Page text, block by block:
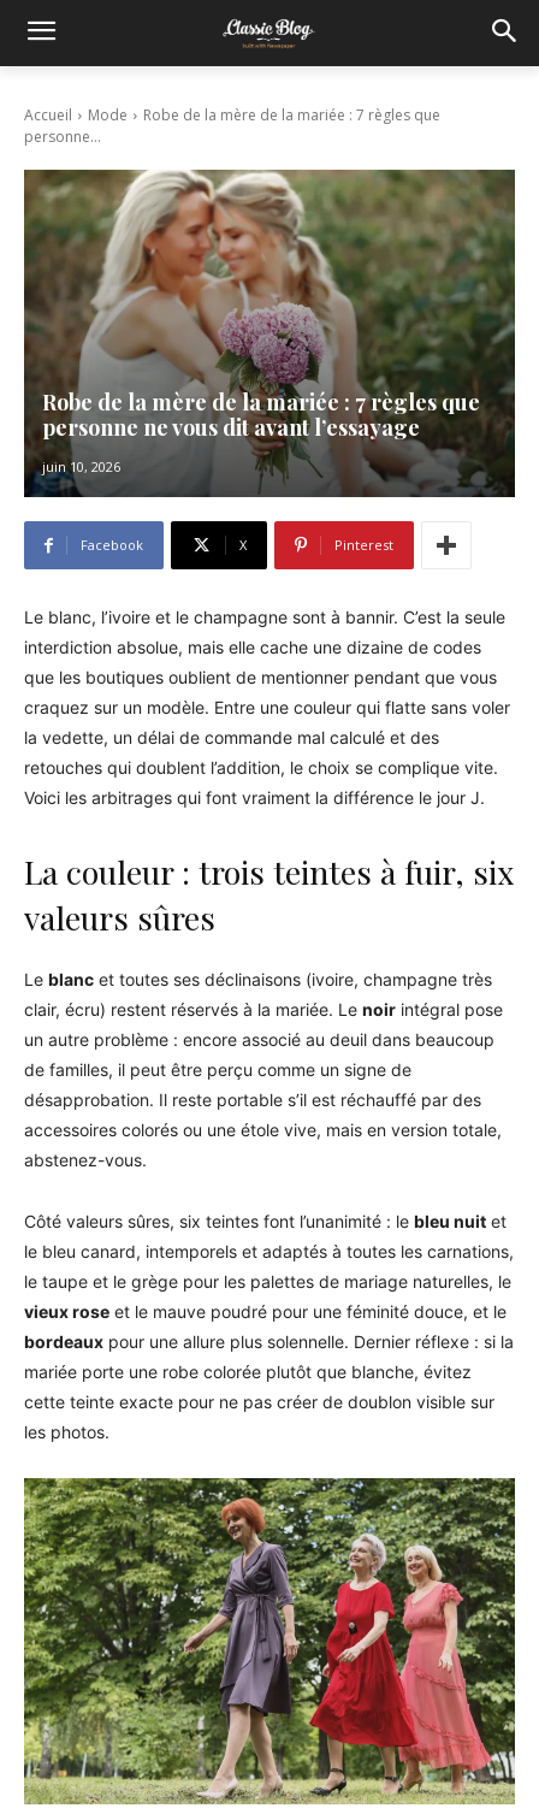
Accueil Mode
Robe de la mère de la mariée : 7 règles que
personne...
Robe de la mère de la mariée : 7 règles que
personne ne vous dit avant l’essayage
juin 10, 2026
Facebook X Pinterest
Le blanc, l’ivoire et le champagne sont à bannir. C’est la seule
interdiction absolue, mais elle cache une dizaine de codes
que les boutiques oublient de mentionner pendant que vous
craquez sur un modèle. Entre une couleur qui flatte sans voler
la vedette, un délai de commande mal calculé et des
retouches qui doublent l’addition, le choix se complique vite.
Voici les arbitrages qui font vraiment la différence le jour J.
La couleur : trois teintes à fuir, six
valeurs sûres
Le blanc et toutes ses déclinaisons (ivoire, champagne très
clair, écru) restent réservés à la mariée. Le noir intégral pose
un autre problème : encore associé au deuil dans beaucoup
de familles, il peut être perçu comme un signe de
désapprobation. Il reste portable s’il est réchauffé par des
accessoires colorés ou une étole vive, mais en version totale,
abstenez-vous.
Côté valeurs sûres, six teintes font l’unanimité : le bleu nuit et
le bleu canard, intemporels et adaptés à toutes les carnations,
le taupe et le grège pour les palettes de mariage naturelles, le
vieux rose et le mauve poudré pour une féminité douce, et le
bordeaux pour une allure plus solennelle. Dernier réflexe : si la
mariée porte une robe colorée plutôt que blanche, évitez
cette teinte exacte pour ne pas créer de doublon visible sur
les photos.